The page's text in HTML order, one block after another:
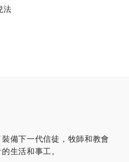
法
備下一代信徒，牧師和教會
生活和事工。